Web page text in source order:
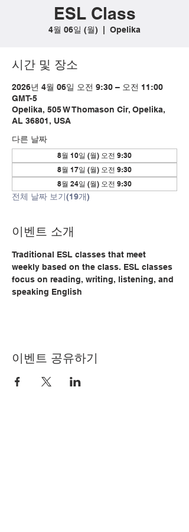
ESL Class
4월 06일 (월) Opelika
시간 및 장소
2026년 4월 06일 오전 9:30 – 오전 11:00
GMT-5
Opelika, 505 W Thomason Cir, Opelika,
AL 36801, USA
다른 날짜
8월 10일 (월) 오전 9:30
8월 17일 (월) 오전 9:30
8월 24일 (월) 오전 9:30
전체 날짜 보기(19개)
이벤트 소개
Traditional ESL classes that meet
weekly based on the class. ESL classes
focus on reading, writing, listening, and
speaking English
이벤트 공유하기